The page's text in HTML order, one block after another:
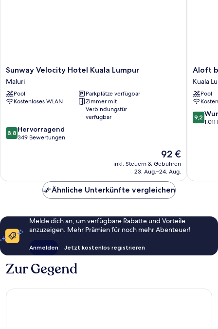
Sunway
Velocity
Hotel
Kuala
Lumpur
Sunway Velocity Hotel Kuala Lumpur
Maluri
Pool
Parkplätze verfügbar
Kostenloses WLAN
Zimmer mit
Verbindungstür
verfügbar
8.8
von
8,8 Hervorragend
349 Bewertungen
Der
Preis
beträgt
92 €
inkl. Steuern & Gebühren
23. Aug.–24. Aug.
Aloft
by
Marriott
Kuala
Lumpur
Sentral
Kuala
Aloft
Kuala
Pool
9.2
von
9,2
Ähnliche Unterkünfte vergleichen
Melde dich an, um verfügbare Rabatte und Vorteile
anzuzeigen. Mehr Prämien für noch mehr Abenteuer!
Anmelden Jetzt kostenlos registrieren
Zur Gegend